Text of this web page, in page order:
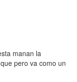
manan la
pero va como un